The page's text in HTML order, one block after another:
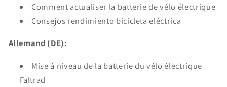
Comment actualiser la batterie de vélo électrique
Consejos rendimiento bicicleta eléctrica
Allemand (DE):
Mise à niveau de la batterie du vélo électrique
Faltrad